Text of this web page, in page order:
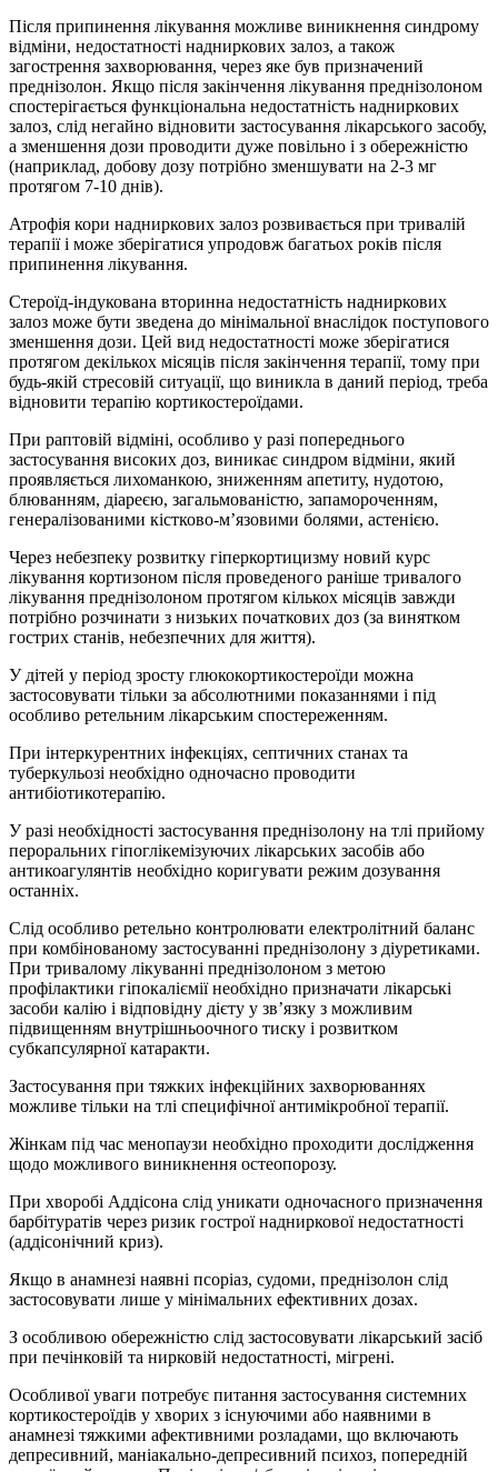
Після припинення лікування можливе виникнення синдрому
відміни, недостатності надниркових залоз, а також
загострення захворювання, через яке був призначений
преднізолон. Якщо після закінчення лікування преднізолоном
спостерігається функціональна недостатність надниркових
залоз, слід негайно відновити застосування лікарського засобу,
а зменшення дози проводити дуже повільно і з обережністю
(наприклад, добову дозу потрібно зменшувати на 2-3 мг
протягом 7-10 днів).
Атрофія кори надниркових залоз розвивається при тривалій
терапії і може зберігатися упродовж багатьох років після
припинення лікування.
Стероїд-індукована вторинна недостатність надниркових
залоз може бути зведена до мінімальної внаслідок поступового
зменшення дози. Цей вид недостатності може зберігатися
протягом декількох місяців після закінчення терапії, тому при
будь-якій стресовій ситуації, що виникла в даний період, треба
відновити терапію кортикостероїдами.
При раптовій відміні, особливо у разі попереднього
застосування високих доз, виникає синдром відміни, який
проявляється лихоманкою, зниженням апетиту, нудотою,
блюванням, діареєю, загальмованістю, запамороченням,
генералізованими кістково-м’язовими болями, астенією.
Через небезпеку розвитку гіперкортицизму новий курс
лікування кортизоном після проведеного раніше тривалого
лікування преднізолоном протягом кількох місяців завжди
потрібно розчинати з низьких початкових доз (за винятком
гострих станів, небезпечних для життя).
У дітей у період зросту глюкокортикостероїди можна
застосовувати тільки за абсолютними показаннями і під
особливо ретельним лікарським спостереженням.
При інтеркурентних інфекціях, септичних станах та
туберкульозі необхідно одночасно проводити
антибіотикотерапію.
У разі необхідності застосування преднізолону на тлі прийому
пероральних гіпоглікемізуючих лікарських засобів або
антикоагулянтів необхідно коригувати режим дозування
останніх.
Слід особливо ретельно контролювати електролітний баланс
при комбінованому застосуванні преднізолону з діуретиками.
При тривалому лікуванні преднізолоном з метою
профілактики гіпокаліємії необхідно призначати лікарські
засоби калію і відповідну дієту у зв’язку з можливим
підвищенням внутрішньоочного тиску і розвитком
субкапсулярної катаракти.
Застосування при тяжких інфекційних захворюваннях
можливе тільки на тлі специфічної антимікробної терапії.
Жінкам під час менопаузи необхідно проходити дослідження
щодо можливого виникнення остеопорозу.
При хворобі Аддісона слід уникати одночасного призначення
барбітуратів через ризик гострої надниркової недостатності
(аддісонічний криз).
Якщо в анамнезі наявні псоріаз, судоми, преднізолон слід
застосовувати лише у мінімальних ефективних дозах.
З особливою обережністю слід застосовувати лікарський засіб
при печінковій та нирковій недостатності, мігрені.
Особливої уваги потребує питання застосування системних
кортикостероїдів у хворих з існуючими або наявними в
анамнезі тяжкими афективними розладами, що включають
депресивний, маніакально-депресивний психоз, попередній